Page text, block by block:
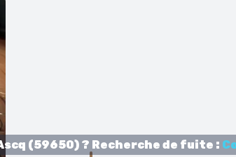
(59650) ? Recherche de fuite :